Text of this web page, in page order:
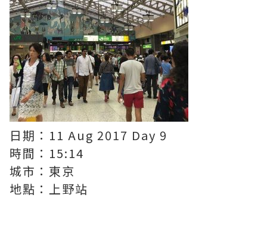
日期：11 Aug 2017 Day 9
時間：15:14
城市：東京
地點：上野站